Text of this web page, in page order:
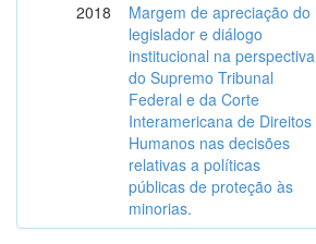
2018
Margem de apreciação do
legislador e diálogo
institucional na perspectiva
do Supremo Tribunal
Federal e da Corte
Interamericana de Direitos
Humanos nas decisões
relativas a políticas
públicas de proteção às
minorias.